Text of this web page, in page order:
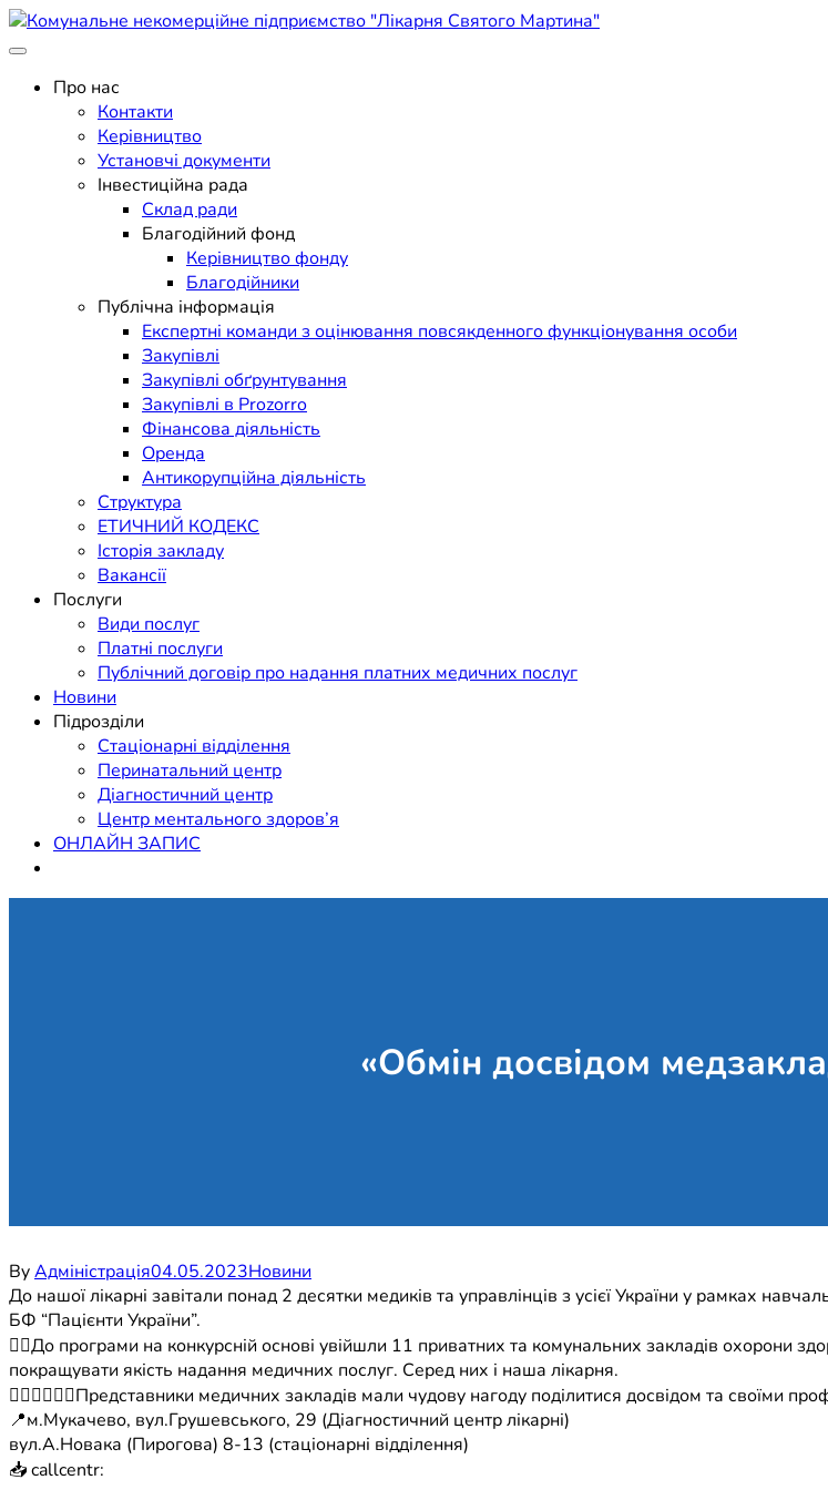
Skip
to
Комунальне некомерційне підприємство
Поліклініка Мукачево
Про нас
Контакти
Керівництво
Установчі документи
Інвестиційна рада
Склад ради
Благодійний фонд
Керівництво фонду
Благодійники
Публічна інформація
Експертні команди з оцінювання повсякденного функціонування особи
Закупівлі
Закупівлі обґрунтування
Закупівлі в Prozorro
Фінансова діяльність
Оренда
Антикорупційна діяльність
Структура
ЕТИЧНИЙ КОДЕКС
Історія закладу
Вакансії
Послуги
Види послуг
Платні послуги
Публічний договір про надання платних медичних послуг
Новини
Підрозділи
Стаціонарні відділення
Перинатальний центр
Діагностичний центр
Центр ментального здоров’я
ОНЛАЙН ЗАПИС
«Обмін досвідом
ByАдміністрація04.05.2023Новини
До нашої лікарні завітали понад 2 десятки медиків та управлінців з усієї України у рамках
БФ “Пацієнти України”.
☝🏼До програми на конкурсній основі увійшли 11 приватних та комунальних закладів охорони
покращувати якість надання медичних послуг. Серед них і наша лікарня.
🧑🏻‍⚕️👩🏻‍⚕️Представники медичних закладів мали чудову нагоду поділитися досвідом та своїми
📍м.Мукачево, вул.Грушевського, 29 (Діагностичний центр лікарні)
вул.А.Новака (Пирогова) 8-13 (стаціонарні відділення)
📥 callcentr: